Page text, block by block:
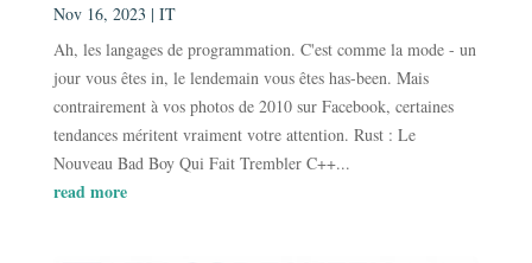
Nov 16, 2023 | IT
Ah, les langages de programmation. C'est comme la mode - un
jour vous êtes in, le lendemain vous êtes has-been. Mais
contrairement à vos photos de 2010 sur Facebook, certaines
tendances méritent vraiment votre attention. Rust : Le
Nouveau Bad Boy Qui Fait Trembler C++...
read more